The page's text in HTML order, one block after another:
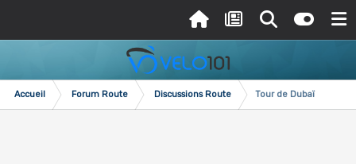
Accueil Forum Route Discussions Route Tour de Dubaï